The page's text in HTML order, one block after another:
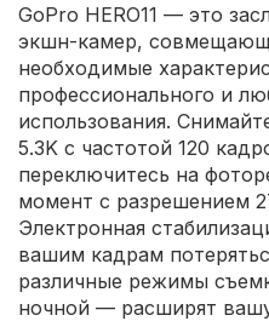
GoPro HERO11 — это
экшн-камер,
необходимые
профессионального и
использования.
5.3K с частотой 120
переключитесь на
момент с разрешением
Электронная
вашим кадрам
различные режимы
ночной — расширят